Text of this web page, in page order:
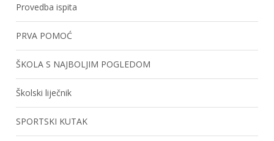
Provedba ispita
PRVA POMOĆ
ŠKOLA S NAJBOLJIM POGLEDOM
Školski liječnik
SPORTSKI KUTAK